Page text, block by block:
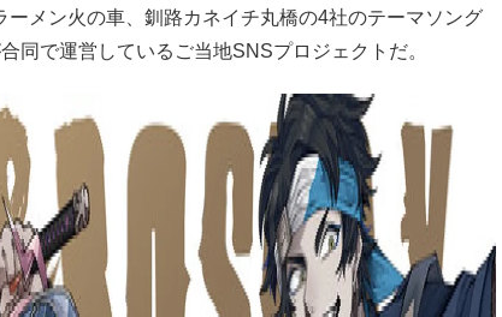
メン火の車、釧路カネイチ丸橋の4社のテーマソング
同で運営しているご当地SNSプロジェクトだ。